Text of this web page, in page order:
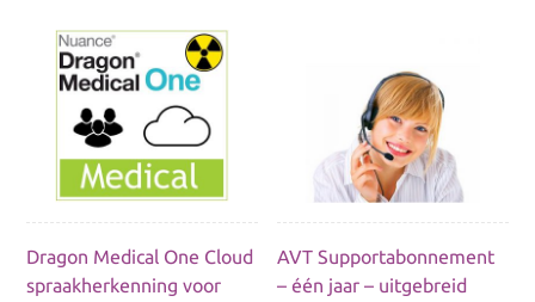
de
Dragon Medical One Cloud
spraakherkenning voor
AVT Supportabonnement
– één jaar – uitgebreid